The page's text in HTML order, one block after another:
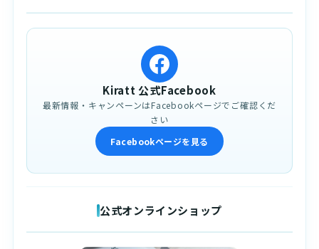
Kiratt 公式Facebook
最新情報・キャンペーンはFacebookページでご確認くだ
さい
Facebookページを見る
公式オンラインショップ